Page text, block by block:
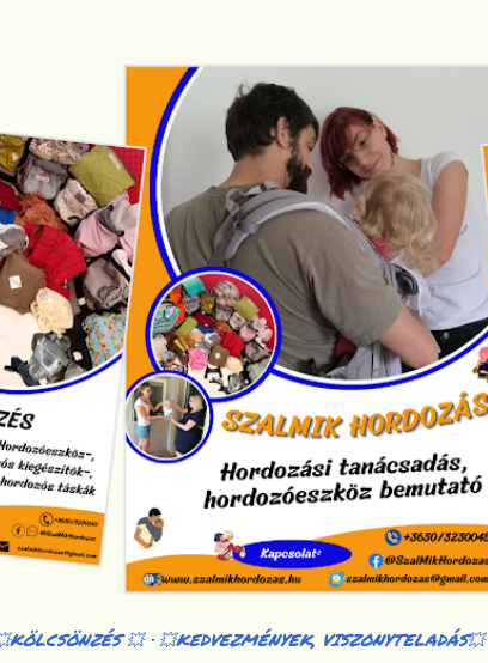
💥 💥KEDVEZMÉNYEK, VISZONYTELADÁS💥